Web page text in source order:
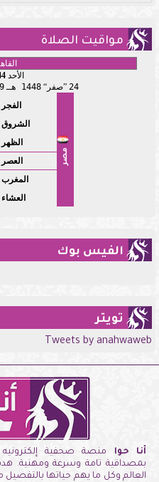
مواقيت الصلاة
الأحد
24 صفر 1448 هـ
مصر
الفجر
الشروق
الظهر
العصر
المغرب
العشاء
الفيس بوك
تويتر
Tweets by anahwaweb
أنا حوا منصة صحفية
بمصداقية تامة وسرعة ومهنية.
العالم وكل ما يهم حياتها